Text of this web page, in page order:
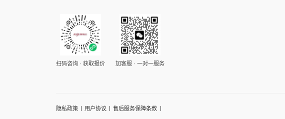
扫码咨询 · 获取报价 加客服 · 一对一服务
隐私政策 用户协议 售后服务保障条款